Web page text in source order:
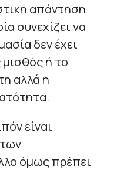
απάντηση
συνεχίζει να
δεν έχει
ή το
αλλά η
είναι
όμως πρέπει